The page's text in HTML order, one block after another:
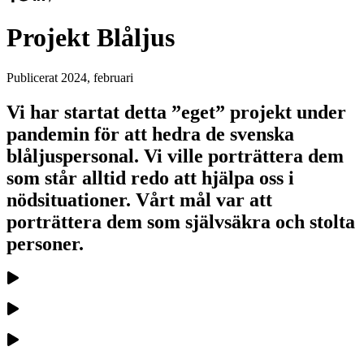
Projekt Blåljus
Publicerat 2024, februari
Vi har startat detta ”eget” projekt under
pandemin för att hedra de svenska
blåljuspersonal. Vi ville porträttera dem
som står alltid redo att hjälpa oss i
nödsituationer. Vårt mål var att
porträttera dem som självsäkra och stolta
personer.